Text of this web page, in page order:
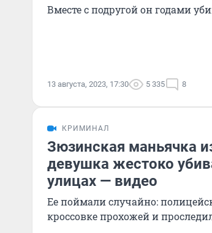
Вместе с подругой он годами
13 августа, 2023, 17:30 5 335 8
КРИМИНАЛ
Зюзинская маньячка
девушка жестоко
улицах — видео
Ее поймали случайно:
кроссовке прохожей и